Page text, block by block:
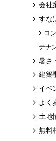
会社
すな
コ
テナ
暑さ
建築
イベ
よく
土地
無料